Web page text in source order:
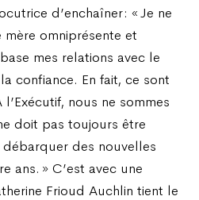
d’enchaîner : « Je ne
mère omniprésente et
mes relations avec le
confiance. En fait, ce sont
nous ne sommes
doit pas toujours être
des nouvelles
ans. » C’est avec une
Frioud Auchlin tient le